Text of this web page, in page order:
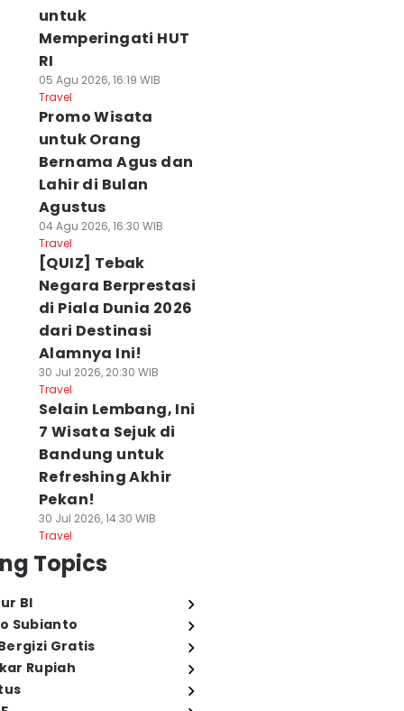
untuk
Memperingati HUT
RI
05 Agu 2026, 16:19 WIB
Travel
Promo Wisata
untuk Orang
Bernama Agus dan
Lahir di Bulan
Agustus
04 Agu 2026, 16:30 WIB
Travel
[QUIZ] Tebak
Negara Berprestasi
di Piala Dunia 2026
dari Destinasi
Alamnya Ini!
30 Jul 2026, 20:30 WIB
Travel
Selain Lembang, Ini
7 Wisata Sejuk di
Bandung untuk
Refreshing Akhir
Pekan!
30 Jul 2026, 14:30 WIB
Travel
Topics
BI
Subianto
Gratis
Rupiah